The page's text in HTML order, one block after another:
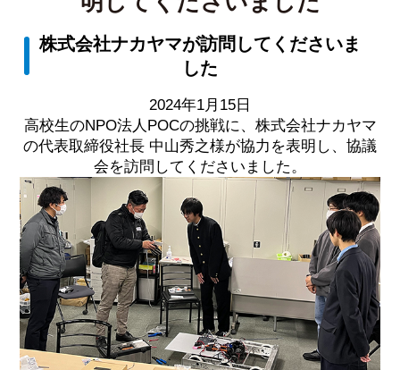
株式会社ナカヤマが訪問してくださいま
した
2024年1月15日
高校生のNPO法人POCの挑戦に、株式会社ナカヤマ
の代表取締役社長 中山秀之様が協力を表明し、協議
会を訪問してくださいました。